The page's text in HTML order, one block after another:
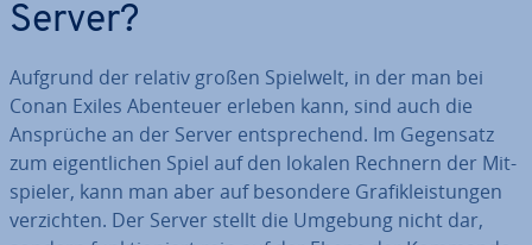
Server?
Aufgrund der relativ großen Spielwelt, in der man bei
Conan Exiles Abenteuer erleben kann, sind auch die
Ansprüche an der Server ent­spre­chend. Im Gegensatz
zum ei­gent­li­chen Spiel auf den lokalen Rechnern der Mit­
spie­ler, kann man aber auf besondere Gra­fik­leis­tun­gen
ver­zich­ten. Der Server stellt die Umgebung nicht dar,